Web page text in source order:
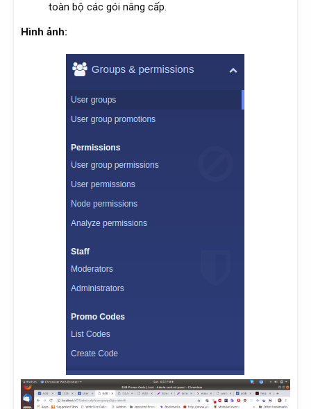
toàn bộ các gói nâng cấp.
Hình ảnh: